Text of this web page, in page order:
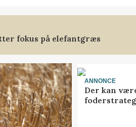
fokus på elefantgræs
ANNONCE
Der kan